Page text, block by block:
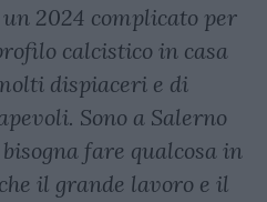
2024 complicato per
calcistico in casa
dispiaceri e di
Sono a Salerno
fare qualcosa in
il grande lavoro e il